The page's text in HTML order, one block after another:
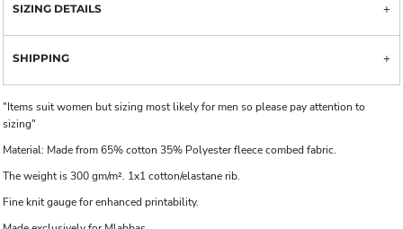
SIZING DETAILS
SHIPPING
"Items suit women but sizing most likely for men so please pay attention to
sizing"
Material: Made from 65% cotton 35% Polyester fleece combed fabric.
The weight is 300 gm/m². 1x1 cotton/elastane rib.
Fine knit gauge for enhanced printability.